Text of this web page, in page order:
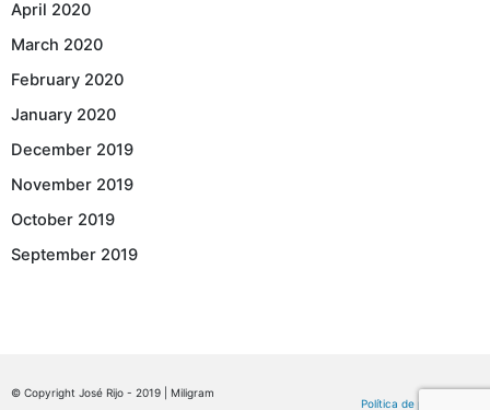
April 2020
March 2020
February 2020
January 2020
December 2019
November 2019
October 2019
September 2019
© Copyright José Rijo - 2019 | Miligram
Política de privacidade